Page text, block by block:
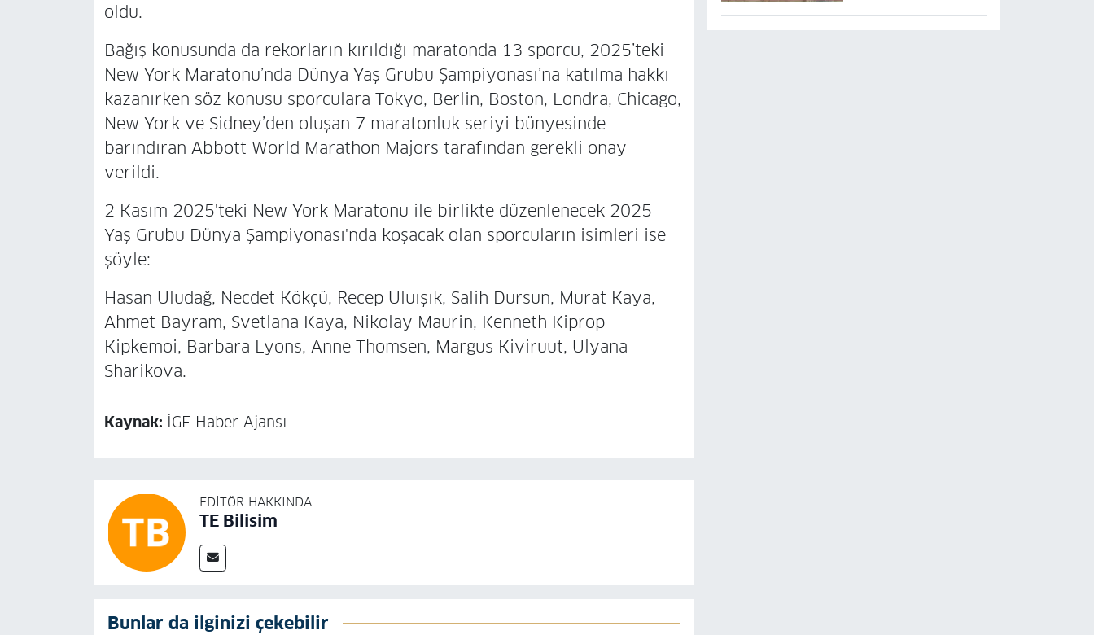
oldu.
Bağış konusunda da rekorların kırıldığı maratonda 13 sporcu, 2025’teki
New York Maratonu’nda Dünya Yaş Grubu Şampiyonası’na katılma hakkı
kazanırken söz konusu sporculara Tokyo, Berlin, Boston, Londra, Chicago,
New York ve Sidney’den oluşan 7 maratonluk seriyi bünyesinde
barındıran Abbott World Marathon Majors tarafından gerekli onay
verildi.
2 Kasım 2025'teki New York Maratonu ile birlikte düzenlenecek 2025
Yaş Grubu Dünya Şampiyonası'nda koşacak olan sporcuların isimleri ise
şöyle:
Hasan Uludağ, Necdet Kökçü, Recep Uluışık, Salih Dursun, Murat Kaya,
Ahmet Bayram, Svetlana Kaya, Nikolay Maurin, Kenneth Kiprop
Kipkemoi, Barbara Lyons, Anne Thomsen, Margus Kiviruut, Ulyana
Sharikova.
Kaynak: İGF Haber Ajansı
EDITÖR HAKKINDA
TE Bilisim
Bunlar da ilginizi çekebilir